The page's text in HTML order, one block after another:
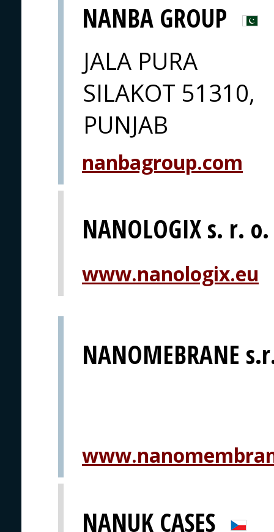
NANBA GROUP
JALA PURA
SILAKOT 51310,
PUNJAB
nanbagroup.com
NANOLOGIX s. r. o.
www.nanologix.eu
NANOMEBRANE
NANUK CASES